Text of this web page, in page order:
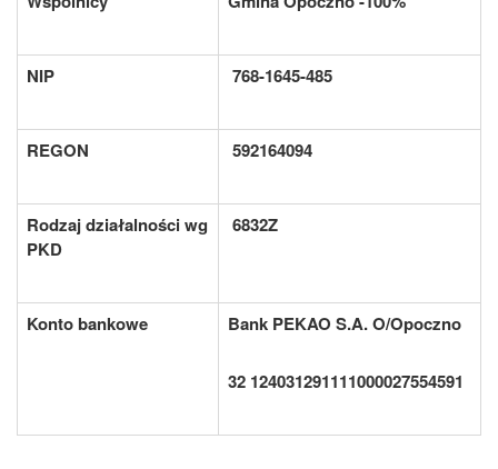
NIP 768-1645-485
REGON 592164094
Rodzaj działalności wg
PKD
6832Z
Konto bankowe Bank PEKAO S.A. O/Opoczno
32 124031291111000027554591